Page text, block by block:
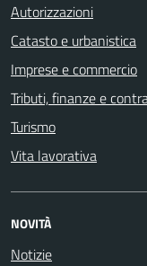
Autorizzazioni
Catasto e urbanistica
Imprese e commercio
Tributi, finanze e
Turismo
Vita lavorativa
NOVITÀ
Notizie